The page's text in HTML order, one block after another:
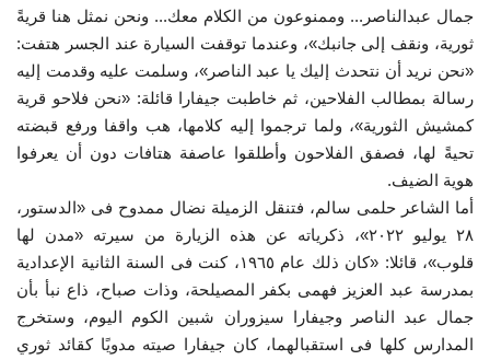
جمال عبدالناصر... وممنوعون من الكلام معك... ونحن نمثل هنا قريةً
ثورية، ونقف إلى جانبك»، وعندما توقفت السيارة عند الجسر هتفت:
«نحن نريد أن نتحدث إليك يا عبد الناصر»، وسلمت عليه وقدمت إليه
رسالة بمطالب الفلاحين، ثم خاطبت جيفارا قائلة: «نحن فلاحو قرية
كمشيش الثورية»، ولما ترجموا إليه كلامها، هب واقفا ورفع قبضته
تحيةً لها، فصفق الفلاحون وأطلقوا عاصفة هتافات دون أن يعرفوا
هوية الضيف.
أما الشاعر حلمى سالم، فتنقل الزميلة نضال ممدوح فى «الدستور،
٢٨ يوليو ٢٠٢٢»، ذكرياته عن هذه الزيارة من سيرته «مدن لها
قلوب»، قائلا: «كان ذلك عام ١٩٦٥، كنت فى السنة الثانية الإعدادية
بمدرسة عبد العزيز فهمى بكفر المصيلحة، وذات صباح، ذاع نبأ بأن
جمال عبد الناصر وجيفارا سيزوران شبين الكوم اليوم، وستخرج
المدارس كلها فى استقبالهما، كان جيفارا صيته مدويًا كقائد ثوري